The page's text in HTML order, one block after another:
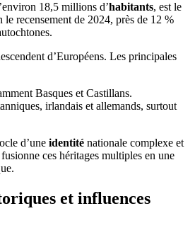
18,5 millions d’habitants, est le
le recensement de 2024, près de 12 %
d’Européens. Les principales
Basques et Castillans.
irlandais et allemands, surtout
d’une identité nationale complexe et
ces héritages multiples en une
et influences